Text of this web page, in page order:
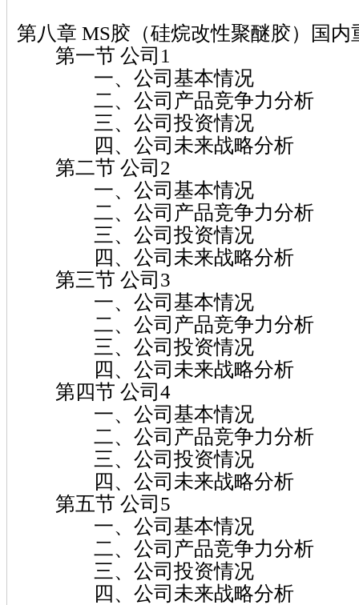
第八章 MS胶（硅烷改性聚醚胶）国
第一节 公司1
一、公司基本情况
二、公司产品竞争力分析
三、公司投资情况
四、公司未来战略分析
第二节 公司2
一、公司基本情况
二、公司产品竞争力分析
三、公司投资情况
四、公司未来战略分析
第三节 公司3
一、公司基本情况
二、公司产品竞争力分析
三、公司投资情况
四、公司未来战略分析
第四节 公司4
一、公司基本情况
二、公司产品竞争力分析
三、公司投资情况
四、公司未来战略分析
第五节 公司5
一、公司基本情况
二、公司产品竞争力分析
三、公司投资情况
四、公司未来战略分析